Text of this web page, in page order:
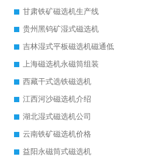
甘肃铁矿磁选机生产线
贵州黑钨矿湿式磁选机
吉林湿式平板磁选机磁通低
上海磁选机永磁筒组装
西藏干式选铁磁选机
江西河沙磁选机介绍
湖北湿式磁选机公司
云南铁矿磁选机价格
益阳永磁筒式磁选机